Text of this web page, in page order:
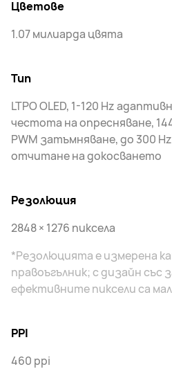
Цветове
1.07 милиарда цвята
Тип
LTPO OLED, 1-120 Hz
честота на опресняване,
PWM затъмняване, до 300
отчитане на докосването
Резолюция
2848 × 1276 пиксела
*Резолюцията е измерена
правоъгълник; с дизайн със
ефективните пиксели са
PPI
460 ppi